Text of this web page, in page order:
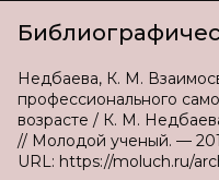
Недбаева, К. М.
профессионального
возрасте / К. М.
// Молодой ученый. —
URL: https://moluch.ru/